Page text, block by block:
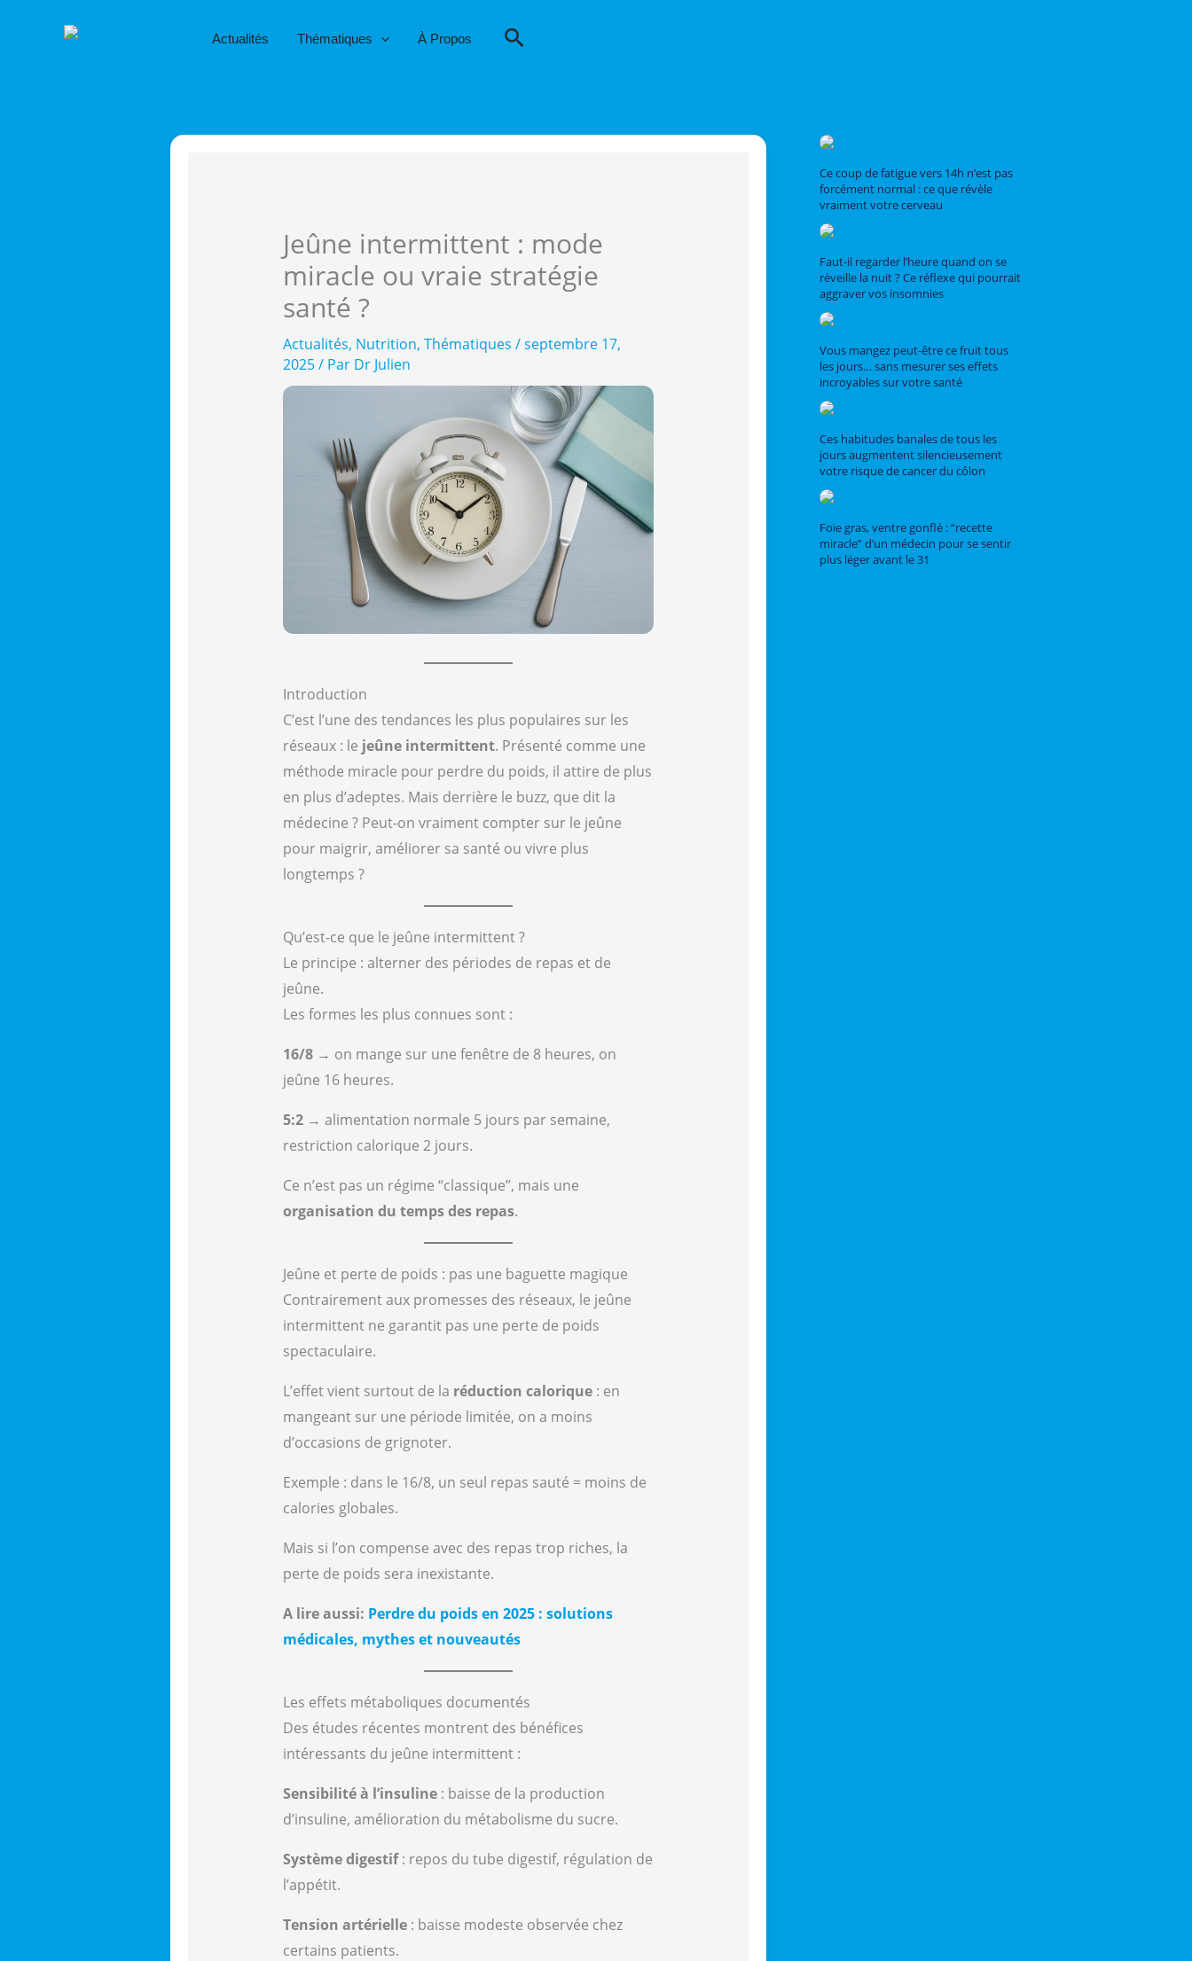
Actualités Thématiques À Propos Rechercher
Jeûne intermittent : mode
miracle ou vraie stratégie
santé ?
Actualités, Nutrition, Thématiques /septembre 17,
2025/ Par Dr Julien
Introduction
C’est l’une des tendances les plus populaires sur les
réseaux : le jeûne intermittent. Présenté comme une
méthode miracle pour perdre du poids, il attire de plus
en plus d’adeptes. Mais derrière le buzz, que dit la
médecine ? Peut-on vraiment compter sur le jeûne
pour maigrir, améliorer sa santé ou vivre plus
longtemps ?
Qu’est-ce que le jeûne intermittent ?
Le principe : alterner des périodes de repas et de
jeûne.
Les formes les plus connues sont :
16/8→ on mange sur une fenêtre de 8 heures, on
jeûne 16 heures.
5:2→ alimentation normale 5 jours par semaine,
restriction calorique 2 jours.
Ce n’est pas un régime “classique”, mais une
organisation du temps des repas.
Jeûne et perte de poids : pas une baguette magique
Contrairement aux promesses des réseaux, le jeûne
intermittent ne garantit pas une perte de poids
spectaculaire.
L’effet vient surtout de la réduction calorique: en
mangeant sur une période limitée, on a moins
d’occasions de grignoter.
Exemple : dans le 16/8, un seul repas sauté = moins de
calories globales.
Mais si l’on compense avec des repas trop riches, la
perte de poids sera inexistante.
A lire aussi: Perdre du poids en 2025 : solutions
médicales, mythes et nouveautés
Les effets métaboliques documentés
Des études récentes montrent des bénéfices
intéressants du jeûne intermittent :
Sensibilité à l’insuline: baisse de la production
d’insuline, amélioration du métabolisme du sucre.
Système digestif: repos du tube digestif, régulation de
l’appétit.
Tension artérielle: baisse modeste observée chez
certains patients.
Ce coup de fatigue vers 14h n’est pas
forcément normal : ce que révèle
vraiment votre cerveau
Faut-il regarder l’heure quand on se
réveille la nuit ? Ce réflexe qui pourrait
aggraver vos insomnies
Vous mangez peut-être ce fruit tous
les jours… sans mesurer ses effets
incroyables sur votre santé
Ces habitudes banales de tous les
jours augmentent silencieusement
votre risque de cancer du côlon
Foie gras, ventre gonflé : “recette
miracle” d’un médecin pour se sentir
plus léger avant le 31